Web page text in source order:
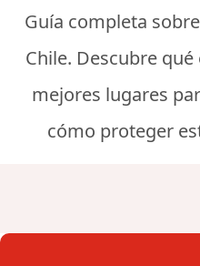
Guía completa
Chile. Descubre
mejores lugares
cómo proteger